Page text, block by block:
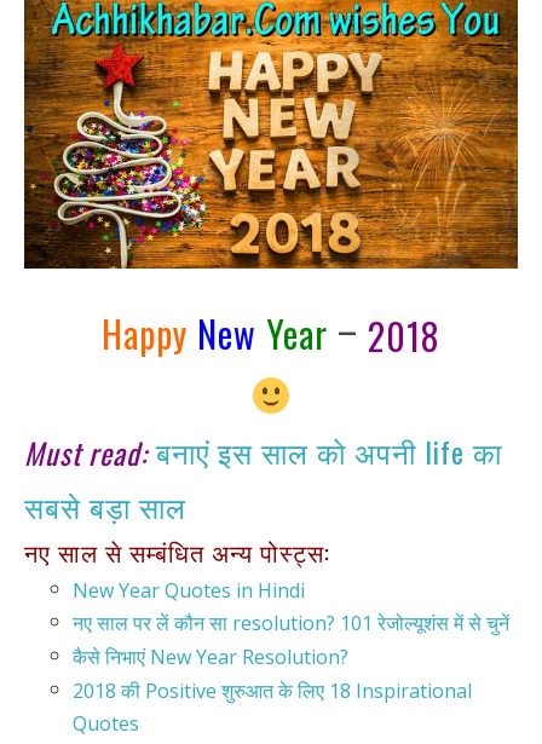
Happy New Year – 2018
Must read:बनाएं इस साल को अपनी life का
सबसे बड़ा साल
नए साल से सम्बंधित अन्य पोस्ट्स:
New Year Quotes in Hindi
नए साल पर लें कौन सा resolution? 101 रेजोल्यूशंस में से चुनें
कैसे निभाएं New Year Resolution?
2018 की Positive शुरुआत के लिए 18 Inspirational
Quotes